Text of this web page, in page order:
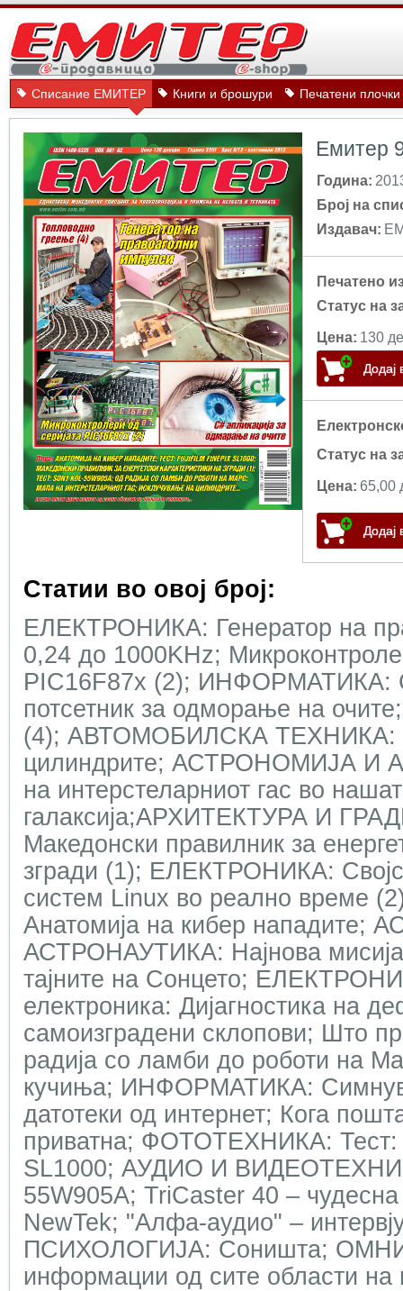
Списание ЕМИТЕР Книги и брошури Печатени
Емитер
Година:
Број на
Издавач:
Печатено
Статус на
Цена: 130
Статус на
Цена: 65,00
Статии во овој број:
ЕЛЕКТРОНИКА: Генератор на
0,24 до 1000KHz;
PIC16F87x (2); ИНФОРМАТИКА:
потсетник за одморање на
(4); АВТОМОБИЛСКА ТЕХНИКА:
цилиндрите; АСТРОНОМИЈА И
на интерстеларниот гас во
галаксија;АРХИТЕКТУРА И
Македонски правилник за
згради (1); ЕЛЕКТРОНИКА:
систем Linux во реално време
Анатомија на кибер
АСТРОНАУТИКА: Најнова
тајните на Сонцето;
електроника: Дијагностика на
самоизградени склопови; Што
радија со ламби до роботи на
кучиња; ИНФОРМАТИКА:
датотеки од интернет; Кога
приватна; ФОТОТЕХНИКА: Тест:
SL1000; АУДИО И
55W905A; TriCaster 40 – чудесна
NewTek; "Алфа-аудио" –
ПСИХОЛОГИЈА: Соништа;
информации од сите области на